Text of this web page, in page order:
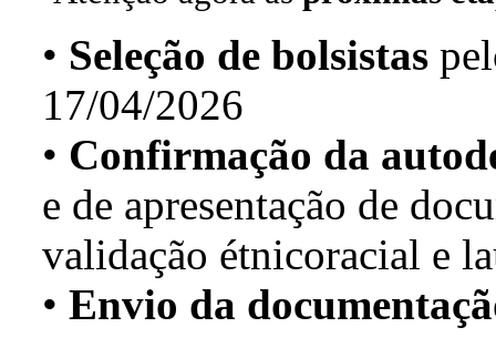
• Seleção de bolsistas
17/04/2026
• Confirmação da
e de apresentação de
validação étnicoracial e
• Envio da